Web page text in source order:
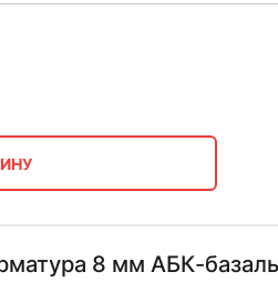
8 мм АБК-